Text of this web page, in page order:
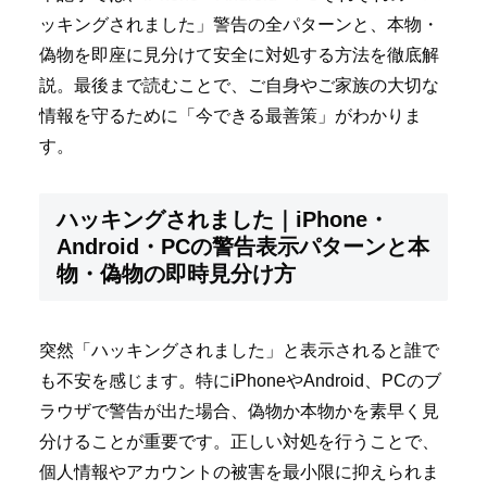
ッキングされました」警告の全パターンと、本物・
偽物を即座に見分けて安全に対処する方法を徹底解
説。最後まで読むことで、ご自身やご家族の大切な
情報を守るために「今できる最善策」がわかりま
す。
ハッキングされました｜iPhone・
Android・PCの警告表示パターンと本
物・偽物の即時見分け方
突然「ハッキングされました」と表示されると誰で
も不安を感じます。特にiPhoneやAndroid、PCのブ
ラウザで警告が出た場合、偽物か本物かを素早く見
分けることが重要です。正しい対処を行うことで、
個人情報やアカウントの被害を最小限に抑えられま